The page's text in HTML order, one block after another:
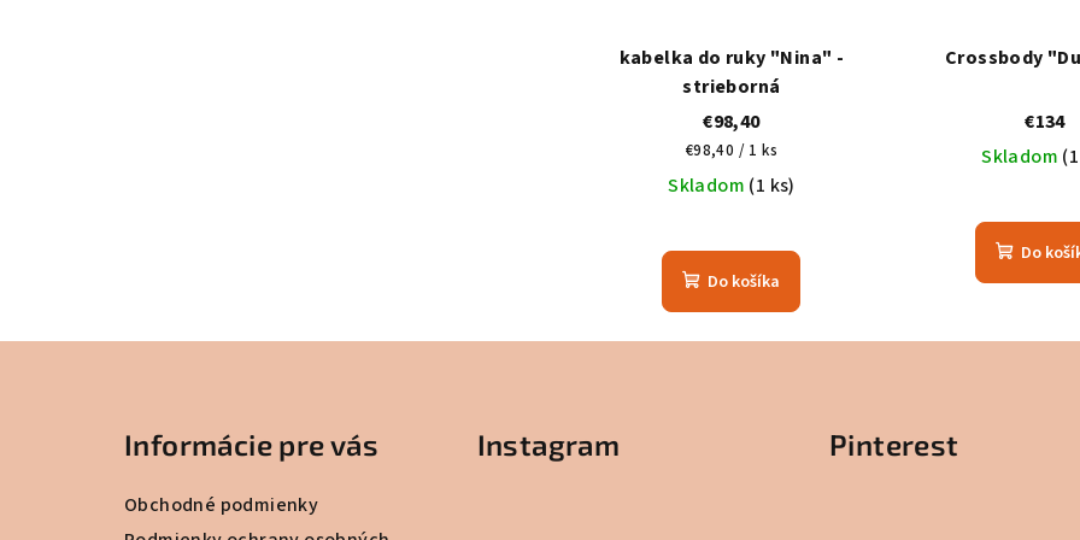
kabelka do ruky "Nina" -
strieborná
€98,40
Jednotková
cena:
€98,40 / 1 ks
Skladom (1 ks)
Do košíka
Crossbody
€134
Skladom
Do
Informácie pre vás
Obchodné podmienky
Instagram Pinterest